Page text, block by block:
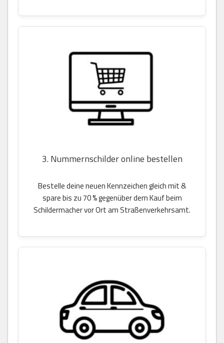
3. Nummernschilder online bestellen
Bestelle deine neuen Kennzeichen gleich mit &
spare bis zu 70 % gegenüber dem Kauf beim
Schildermacher vor Ort am Straßenverkehrsamt.